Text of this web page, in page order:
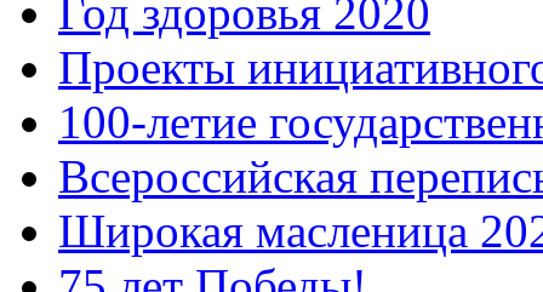
Год здоровья 2020
Проекты
100-летие
Всероссийская
Широкая масленица